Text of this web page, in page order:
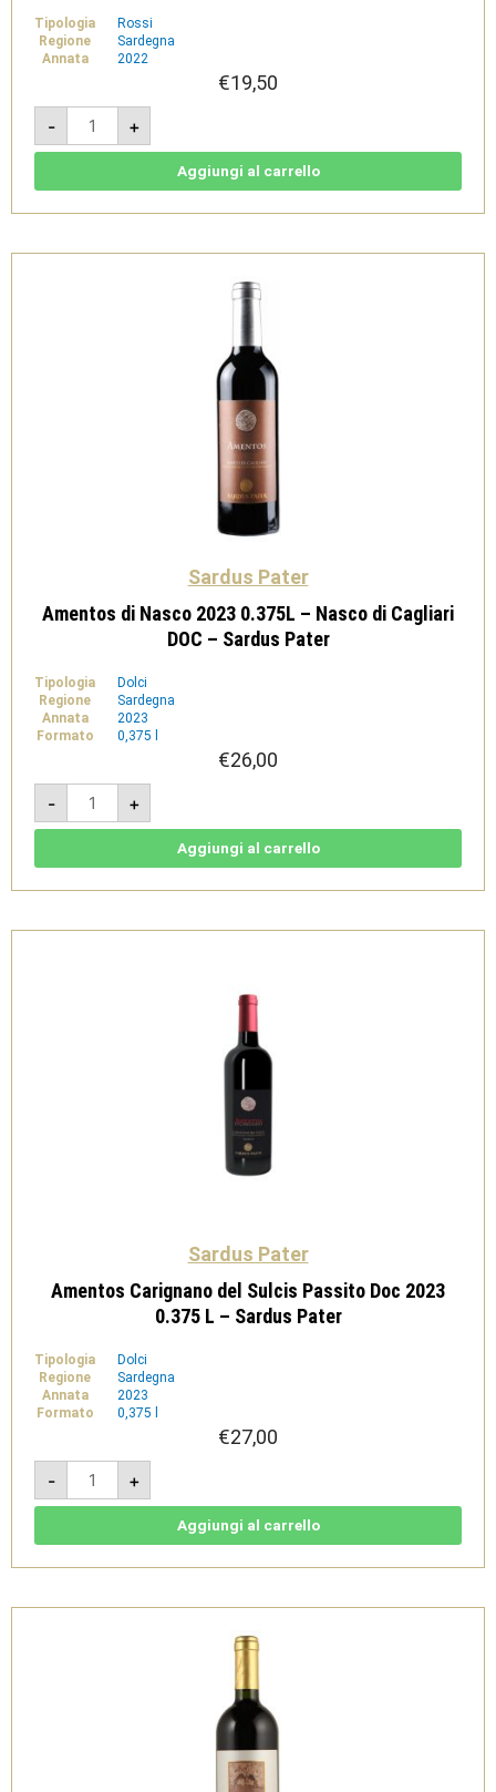
Tipologia
Rossi
Regione
Sardegna
Annata
2022
€19,50
-
Kanai
2022
-
Carignano
Doc
Pater
+
Aggiungi al carrello
Sardus Pater
Amentos di Nasco 2023 0.375L – Nasco di Cagliari
DOC – Sardus Pater
Tipologia
Dolci
Regione
Sardegna
Annata
2023
Formato
0,375 l
€26,00
-
Amentos
Nasco
2023
di
-
+
Aggiungi al carrello
Sardus Pater
Amentos Carignano del Sulcis Passito Doc 2023
0.375 L – Sardus Pater
Tipologia
Dolci
Regione
Sardegna
Annata
2023
Formato
0,375 l
€27,00
-
Amentos
Carignano
del
Sulcis
0.375
Sardus
+
Aggiungi al carrello